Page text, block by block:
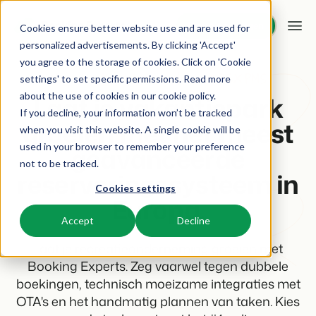
Cookies ensure better website use and are used for
personalized advertisements. By clicking 'Accept'
you agree to the storage of cookies. Click on 'Cookie
settings' to set specific permissions. Read more
about the use of cookies in our cookie policy.
If you decline, your information won’t be tracked
when you visit this website. A single cookie will be
used in your browser to remember your preference
not to be tracked.
Cookies settings
Accept Decline
Demo aanvragen
Demo aanvragen
Platform
BEX PMS
Reserveringssysteem
Beheer alle back office processen.
Adverteer jouw aanbod op een mix van kanalen.
Boost directe boekingen via jouw website.
App Store
Integreer jouw favoriete apps en tools.
Oplossingen
Booking Experts voor:
Villa's, bungalows, chalets en boomhutten.
Hotelkamers, appartementen, B&Bs en pensions.
Resorts
Ski-, spa-, duik- en golfresorts.
Resources
Kennis
BEX Educate | Pro
Blijven leren, blijven leiden in de recreatie.
BEX Educate | NextGen
Kennis en groei voor de recreatie-expert van de toekomst.
Prijzen
Klantverhalen
BEX Overzicht
Meer omzet en minder gedoe met BEX PMS
Laat je vakantiepark
groeien met het meest
geavanceerde
reserveringssysteem in
Europa.
Laat je recreatieonderneming groeien met
Booking Experts. Zeg vaarwel tegen dubbele
boekingen, technisch moeizame integraties met
OTA's en het handmatig plannen van taken. Kies